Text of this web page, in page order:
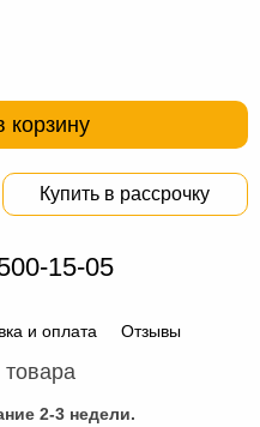
корзину
Купить в рассрочку
15-05
и оплата Отзывы
2-3 недели.